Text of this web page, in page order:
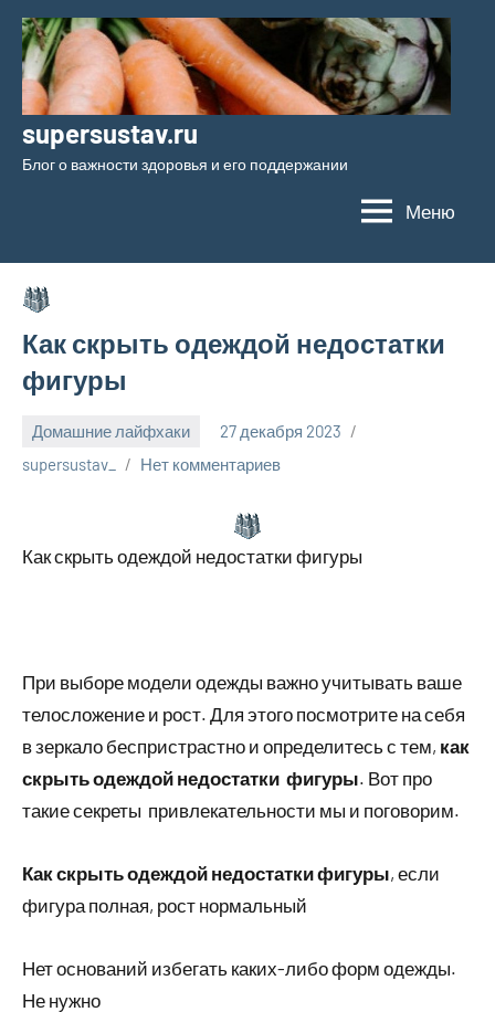
Перейти
содержимому
supersustav.ru
Блог о важности здоровья и его поддержании
Меню
Как скрыть одеждой недостатки
фигуры
Домашние лайфхаки
27 декабря 2023
supersustav_
Нет комментариев
Как скрыть одеждой недостатки фигуры
При выборе модели одежды важно учитывать ваше
телосложение и рост. Для этого посмотрите на себя
в зеркало беспристрастно и определитесь с тем, как
скрыть одеждой недостатки фигуры. Вот про
такие секреты привлекательности мы и поговорим.
Как скрыть одеждой недостатки фигуры, если
фигура полная, рост нормальный
Нет оснований избегать каких-либо форм одежды.
Не нужно